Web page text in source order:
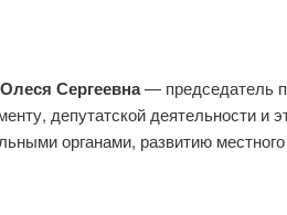
Сергеевна— председатель
депутатской деятельности и
органами, развитию